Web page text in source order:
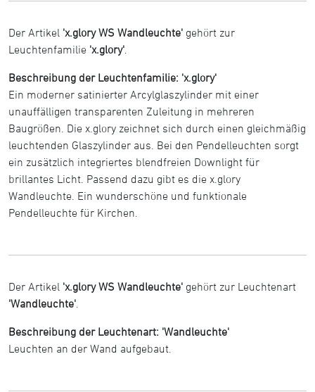
Der Artikel 'x.glory WS Wandleuchte' gehört zur
Leuchtenfamilie 'x.glory'
Beschreibung der Leuchtenfamilie: 'x.glory'
Ein moderner satinierter Arcylglaszylinder mit einer
unauffälligen transparenten Zuleitung in mehreren
Baugrößen. Die x.glory zeichnet sich durch einen gleichmäßig
leuchtenden Glaszylinder aus. Bei den Pendelleuchten sorgt
ein zusätzlich integriertes blendfreien Downlight für
brillantes Licht. Passend dazu gibt es die x.glory
Wandleuchte. Ein wunderschöne und funktionale
Pendelleuchte für Kirchen.
Der Artikel 'x.glory WS Wandleuchte' gehört zur Leuchtenart
'Wandleuchte'
Beschreibung der Leuchtenart: 'Wandleuchte'
Leuchten an der Wand aufgebaut.